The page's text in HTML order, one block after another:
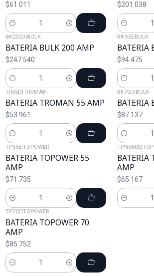
$61.011
Cantidad
$201.038
Cantidad
BK200D|BULK
BATERIA BULK 200 AMP
$247.540
Cantidad
BK90E|BULK
BATERIA
$94.475
Cantidad
TR55D|TROMAN
BATERIA TROMAN 55 AMP
$53.961
Cantidad
BK70D|BULK
BATERIA
$87.137
Cantidad
TP55E|TOPOWER
BATERIA TOPOWER 55
AMP
$71.735
Cantidad
TPNS60S|
BATERIA
AMP
$65.167
Cantidad
TP70E|TOPOWER
BATERIA TOPOWER 70
AMP
$85.752
Cantidad